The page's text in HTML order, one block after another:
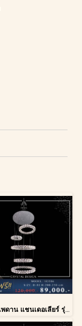
โคมไฟเพดาน แชนเดอเลียร์ รุ่น 183586